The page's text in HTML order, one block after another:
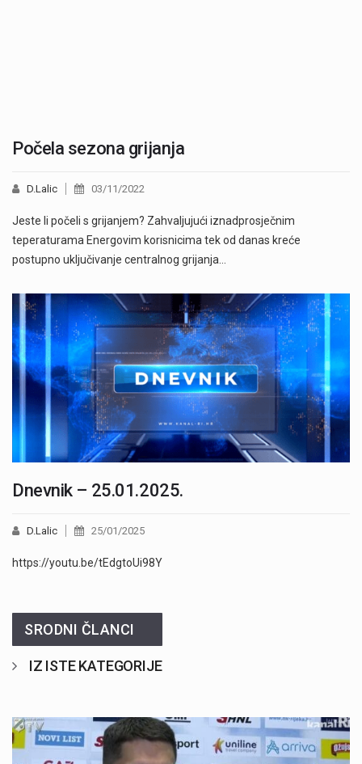
Počela sezona grijanja
D.Lalic 03/11/2022
Jeste li počeli s grijanjem? Zahvaljujući iznadprosječnim
teperaturama Energovim korisnicima tek od danas kreće
postupno uključivanje centralnog grijanja…
Dnevnik – 25.01.2025.
D.Lalic 25/01/2025
https://youtu.be/tEdgtoUi98Y
SRODNI ČLANCI
IZ ISTE KATEGORIJE